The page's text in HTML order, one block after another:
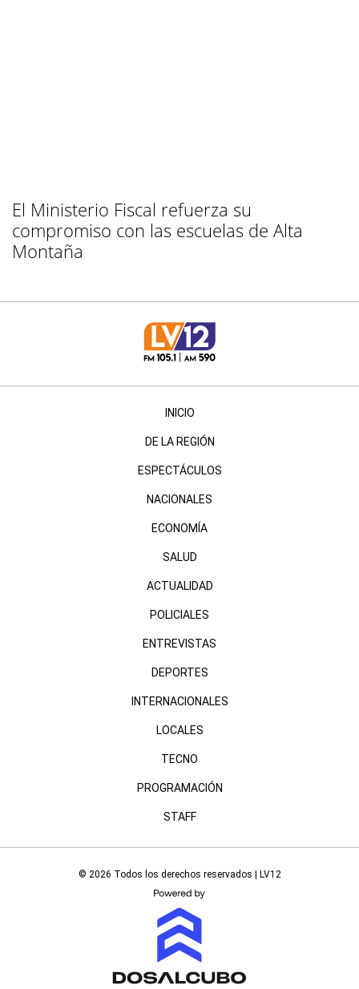
El Ministerio Fiscal refuerza su
compromiso con las escuelas de Alta
Montaña
INICIO
DE LA REGIÓN
ESPECTÁCULOS
NACIONALES
ECONOMÍA
SALUD
ACTUALIDAD
POLICIALES
ENTREVISTAS
DEPORTES
INTERNACIONALES
LOCALES
TECNO
PROGRAMACIÓN
STAFF
© 2026 Todos los derechos reservados | LV12